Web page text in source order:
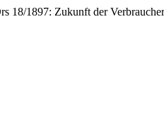
18/1897: Zukunft der